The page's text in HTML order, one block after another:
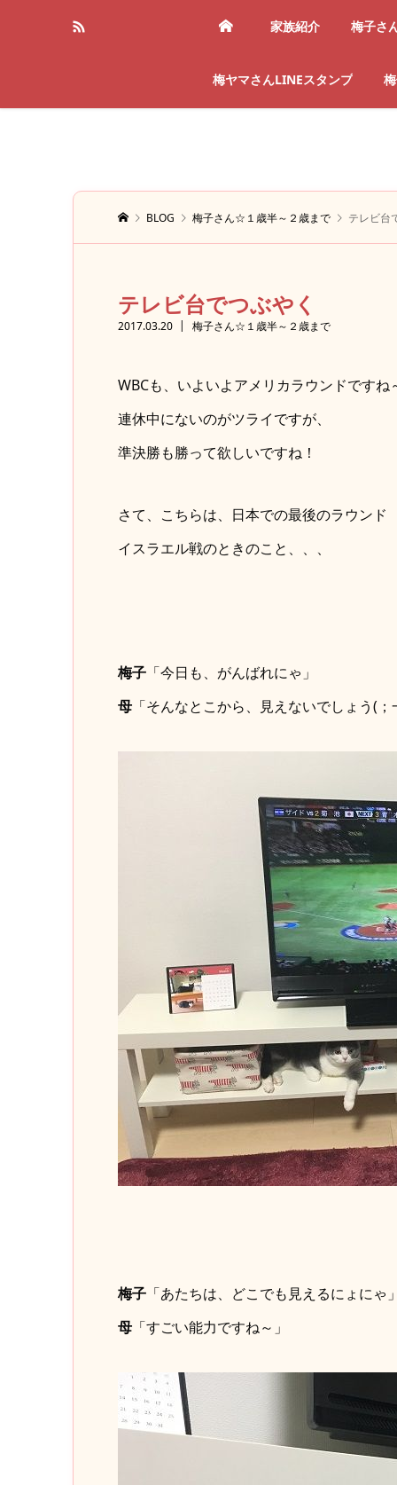
家族紹介 梅子さ
梅ヤマさんLINEスタンプ
BLOG 梅子さん☆１歳半～２歳まで テレビ台
テレビ台でつぶやく
2017.03.20 梅子さん☆１歳半～２歳まで
WBCも、いよいよアメリカラウンドですね
連休中にないのがツライですが、
準決勝も勝って欲しいですね！
さて、こちらは、日本での最後のラウンド
イスラエル戦のときのこと、、、
梅子「今日も、がんばれにゃ」
母「そんなとこから、見えないでしょう(；
梅子「あたちは、どこでも見えるにょにゃ
母「すごい能力ですね～」